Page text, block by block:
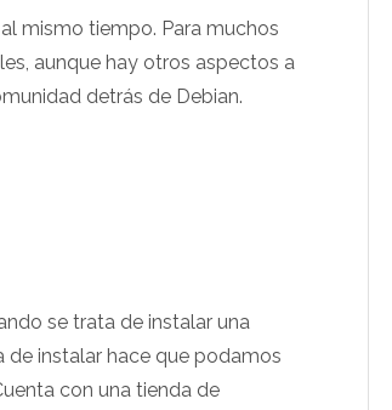
mismo tiempo. Para muchos
aunque hay otros aspectos a
detrás de Debian.
se trata de instalar una
de instalar hace que podamos
con una tienda de